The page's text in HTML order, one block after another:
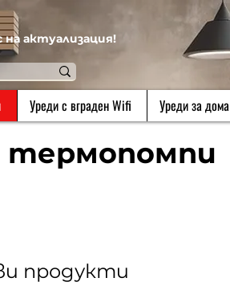
актуализация!
Уреди с вграден Wifi Уреди за дома
термопомпи
продукти